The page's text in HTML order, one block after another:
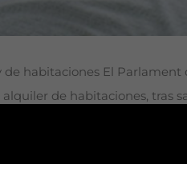
habitaciones El Parlament
de habitaciones, tras